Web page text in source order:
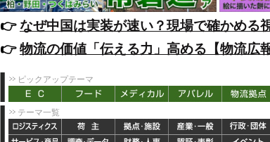
👉️なぜ中国は実装が速い？現場で確かめる
👉️物流の価値「伝える力」高める【物流広
ピックアップテーマ
テーマ一覧